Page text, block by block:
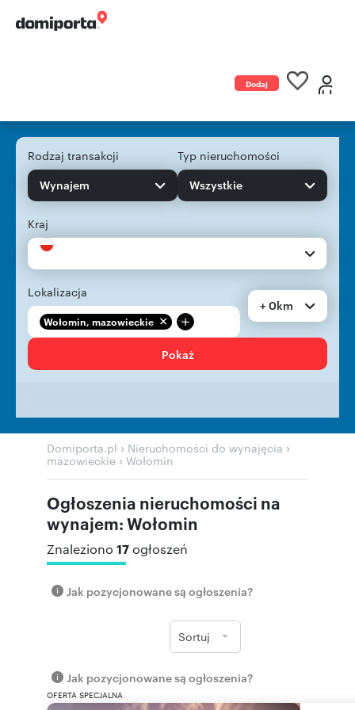
Dodaj
Rodzaj transakcji
Wynajem
Typ nieruchomości
Wszystkie
Kraj
Lokalizacja
Wołomin, mazowieckie +
+ 0km
Pokaż
Domiporta.pl › Nieruchomości do wynajęcia ›
mazowieckie › Wołomin
Ogłoszenia nieruchomości na
wynajem: Wołomin
Znaleziono 17ogłoszeń
Jak pozycjonowane są ogłoszenia?
Sortuj
Jak pozycjonowane są ogłoszenia?
OFERTA SPECJALNA